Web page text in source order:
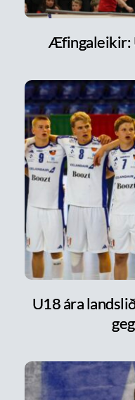
Æfingaleikir:
U18 ára